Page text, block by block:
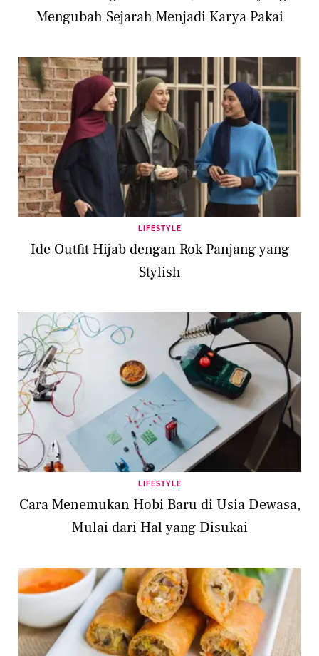
Mengubah Sejarah Menjadi Karya Pakai
LIFESTYLE
Ide Outfit Hijab dengan Rok Panjang yang
Stylish
LIFESTYLE
Cara Menemukan Hobi Baru di Usia Dewasa,
Mulai dari Hal yang Disukai